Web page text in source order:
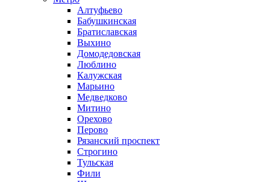
Алтуфьево
Бабушкинская
Братиславская
Выхино
Домодедовская
Люблино
Калужская
Марьино
Медведково
Митино
Орехово
Перово
Рязанский проспект
Строгино
Тульская
Фили